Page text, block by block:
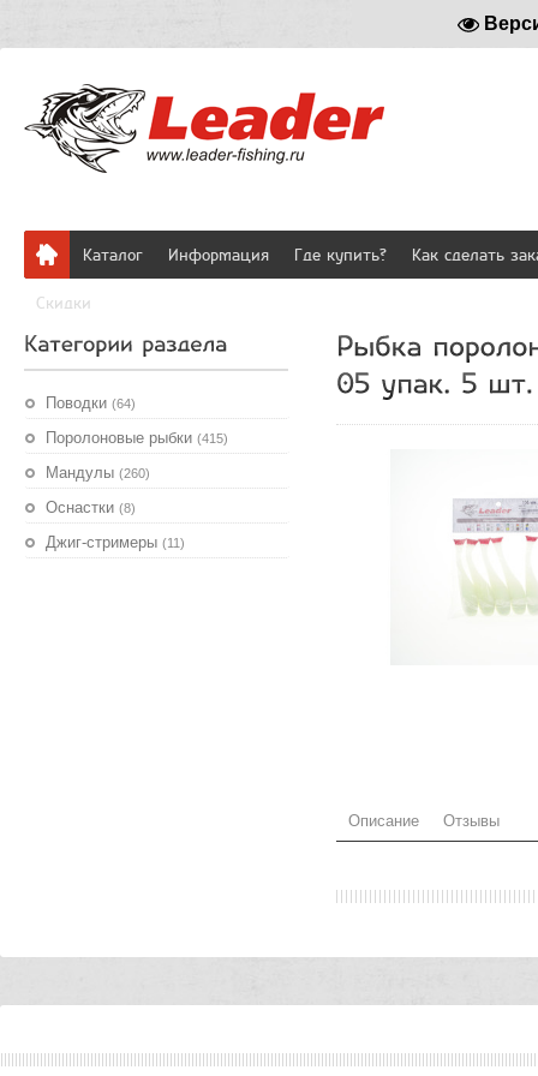
Каталог Информация Где купить? Как сделать
Скидки
Поводки (64)
Поролоновые рыбки (415)
Мандулы (260)
Оснастки (8)
Джиг-стримеры (11)
Описание Отзывы